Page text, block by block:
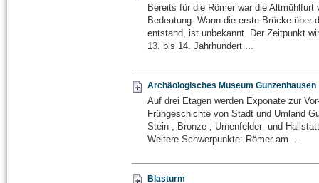
Bereits für die Römer war die Altmühlfurt
Bedeutung. Wann die erste Brücke über
entstand, ist unbekannt. Der Zeitpunkt
13. bis 14. Jahrhundert ...
Archäologisches Museum Gunzenhausen
Auf drei Etagen werden Exponate zur
Frühgeschichte von Stadt und Umland
Stein-, Bronze-, Urnenfelder- und
Weitere Schwerpunkte: Römer am ...
Blasturm